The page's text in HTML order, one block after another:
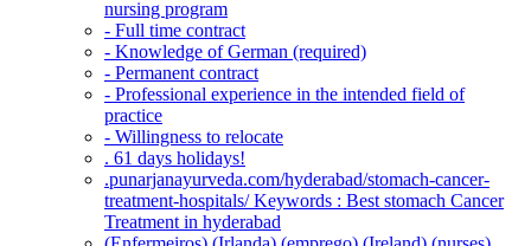
nursing program
- Full time contract
- Knowledge of German (required)
- Permanent contract
- Professional experience in the intended field of
practice
- Willingness to relocate
. 61 days holidays!
.punarjanayurveda.com/hyderabad/stomach-cancer-
treatment-hospitals/ Keywords : Best stomach Cancer
Treatment in hyderabad